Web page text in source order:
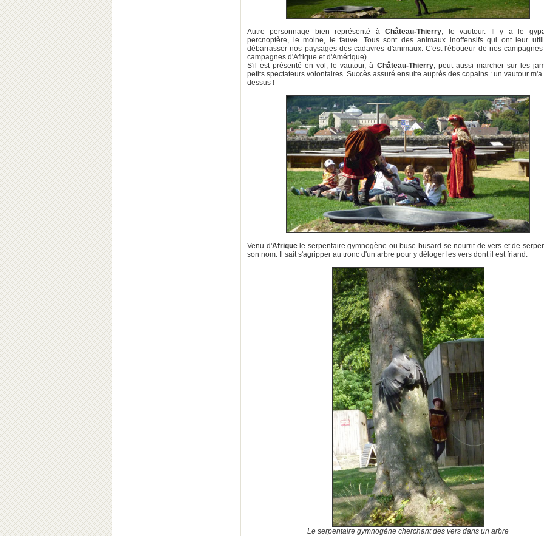
Autre personnage bien représenté àChâteau-Thierry, le vautour. Il y a le
percnoptère, le moine, le fauve. Tous sont des animaux inoffensifs qui ont leur
débarrasser nos paysages des cadavres d'animaux. C'est l'éboueur de nos
campagnes d'Afrique et d'Amérique)...
S'il est présenté en vol, le vautour, à Château-Thierry, peut aussi marcher sur les
petits spectateurs volontaires. Succès assuré ensuite auprès des copains : un vautour m'a
dessus !
Venu d'Afriquele serpentaire gymnogène ou buse-busard se nourrit de vers et de
son nom. Il sait s'agripper au tronc d'un arbre pour y déloger les vers dont il est friand.
.
Le serpentaire gymnogène cherchant des vers dans un arbre